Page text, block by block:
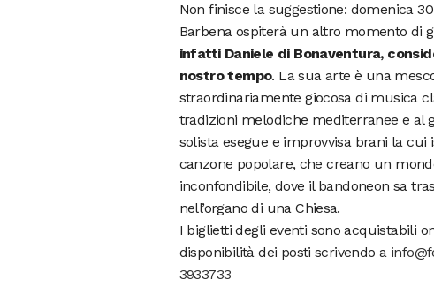
Non finisce la suggestione: domenica
Barbena ospiterà un altro momento di
infatti Daniele di Bonaventura,
nostro tempo. La sua arte è una
straordinariamente giocosa di musica
tradizioni melodiche mediterranee e al
solista esegue e improvvisa brani la
canzone popolare, che creano un
inconfondibile, dove il bandoneon sa
nell’organo di una Chiesa.
I biglietti degli eventi sono acquistabili
disponibilità dei posti scrivendo a
3933733